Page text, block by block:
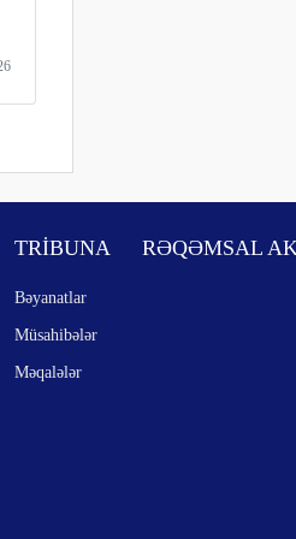
TRİBUNA
Bəyanatlar
Müsahibələr
Məqalələr
RƏQƏMSAL